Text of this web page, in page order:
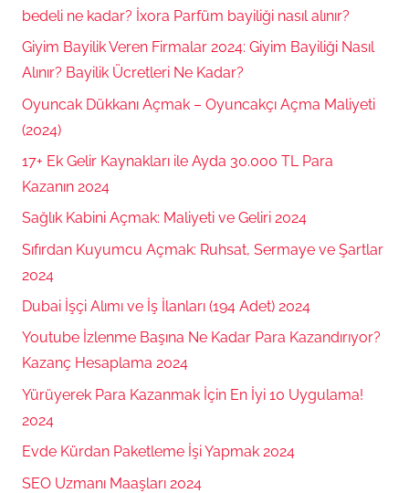
bedeli ne kadar? İxora Parfüm bayiliği nasıl alınır?
Giyim Bayilik Veren Firmalar 2024: Giyim Bayiliği Nasıl
Alınır? Bayilik Ücretleri Ne Kadar?
Oyuncak Dükkanı Açmak – Oyuncakçı Açma Maliyeti
(2024)
17+ Ek Gelir Kaynakları ile Ayda 30.000 TL Para
Kazanın 2024
Sağlık Kabini Açmak: Maliyeti ve Geliri 2024
Sıfırdan Kuyumcu Açmak: Ruhsat, Sermaye ve Şartlar
2024
Dubai İşçi Alımı ve İş İlanları (194 Adet) 2024
Youtube İzlenme Başına Ne Kadar Para Kazandırıyor?
Kazanç Hesaplama 2024
Yürüyerek Para Kazanmak İçin En İyi 10 Uygulama!
2024
Evde Kürdan Paketleme İşi Yapmak 2024
SEO Uzmanı Maaşları 2024